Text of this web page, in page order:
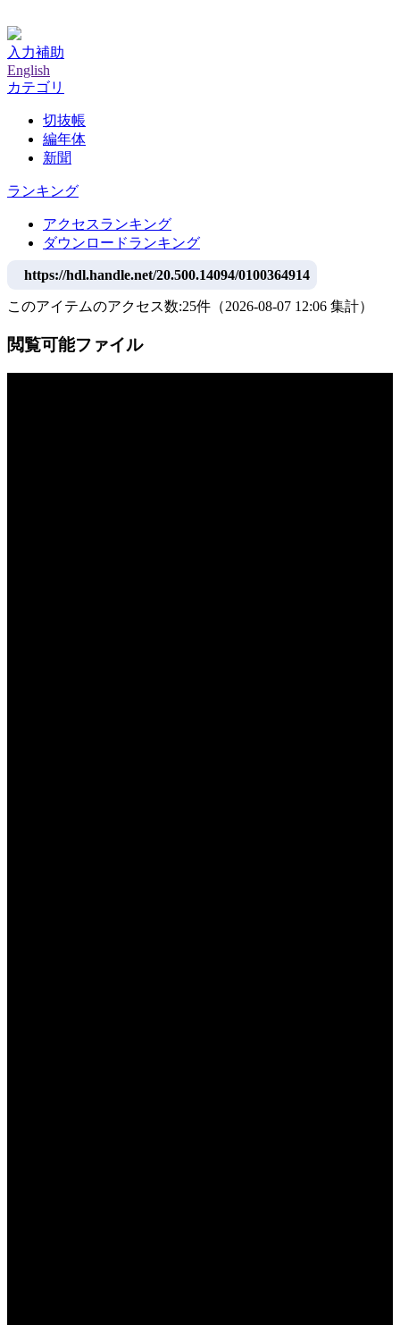
入力補助
English
カテゴリ
切抜帳
編年体
新聞
ランキング
アクセスランキング
ダウンロードランキング
https://hdl.handle.net/20.500.14094/0100364914
このアイテムのアクセス数:25件 （2026-08-07 12:06 集計）
閲覧可能ファイル